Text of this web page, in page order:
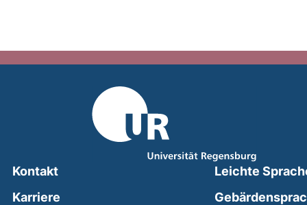
Kontakt
Karriere
Leichte